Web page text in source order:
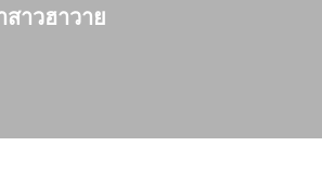
าวฮาวาย